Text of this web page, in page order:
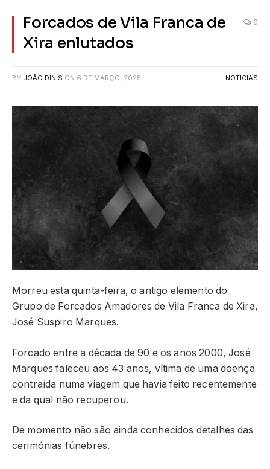
Forcados de Vila Franca de
Xira enlutados
0
BY JOÃO DINIS ON 6 DE MARÇO, 2025 NOTICIAS
Morreu esta quinta-feira, o antigo elemento do
Grupo de Forcados Amadores de Vila Franca de Xira,
José Suspiro Marques.
Forcado entre a década de 90 e os anos 2000, José
Marques faleceu aos 43 anos, vítima de uma doença
contraída numa viagem que havia feito recentemente
e da qual não recuperou.
De momento não são ainda conhecidos detalhes das
cerimónias fúnebres.